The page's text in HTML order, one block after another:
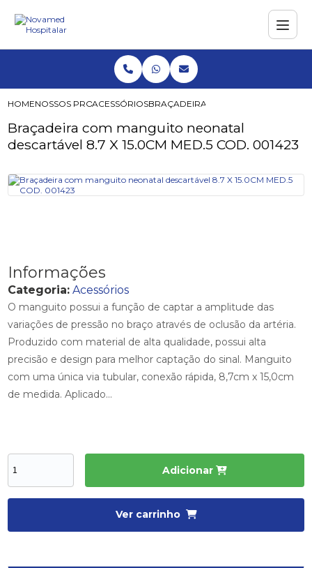
HOMENOSSOS PRODUTOS
ACESSÓRIOSBRAÇADEIRA COM MANGUITO
Braçadeira com manguito neonatal
descartável 8.7 X 15.0CM MED.5 COD. 001423
Informações
Categoria: Acessórios
O manguito possui a função de captar a amplitude das
variações de pressão no braço através de oclusão da artéria.
Produzido com material de alta qualidade, possui alta
precisão e design para melhor captação do sinal. Manguito
com uma única via tubular, conexão rápida, 8,7cm x 15,0cm
de medida. Aplicado...
Adicionar
Ver carrinho